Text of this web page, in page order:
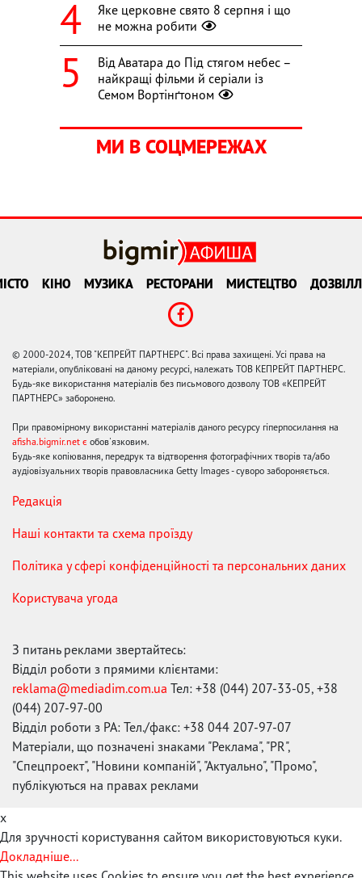
Яке церковне свято 8 серпня і що
не можна робити
Від Аватара до Під стягом небес –
найкращі фільми й серіали із
Семом Вортінґтоном
МИ В СОЦМЕРЕЖАХ
КІНО МУЗИКА РЕСТОРАНИ МИСТЕЦТВО
© 2000-2024, ТОВ "КЕПРЕЙТ ПАРТНЕРС". Всі права захищені. Усі права на
матеріали, опубліковані на даному ресурсі, належать ТОВ КЕПРЕЙТ ПАРТНЕРС.
Будь-яке використання матеріалів без письмового дозволу ТОВ «КЕПРЕЙТ
ПАРТНЕРС» заборонено.
При правомірному використанні матеріалів даного ресурсу гіперпосилання на
afisha.bigmir.net є обов'язковим.
Будь-яке копіювання, передрук та відтворення фотографічних творів та/або
аудіовізуальних творів правовласника Getty Images - суворо забороняється.
Редакція
Наші контакти та схема проїзду
Політика у сфері конфіденційності та персональних даних
Користувача угода
З питань реклами звертайтесь:
Відділ роботи з прямими клієнтами:
reklama@mediadim.com.ua Тел: +38 (044) 207-33-05, +38
(044) 207-97-00
Відділ роботи з РА: Тел./факс: +38 044 207-97-07
Матеріали, що позначені знаками "Реклама", "PR",
"Спецпроект", "Новини компаній", "Актуально", "Промо",
публікуються на правах реклами
x
Для зручності користування сайтом використовуються куки.
Докладніше...